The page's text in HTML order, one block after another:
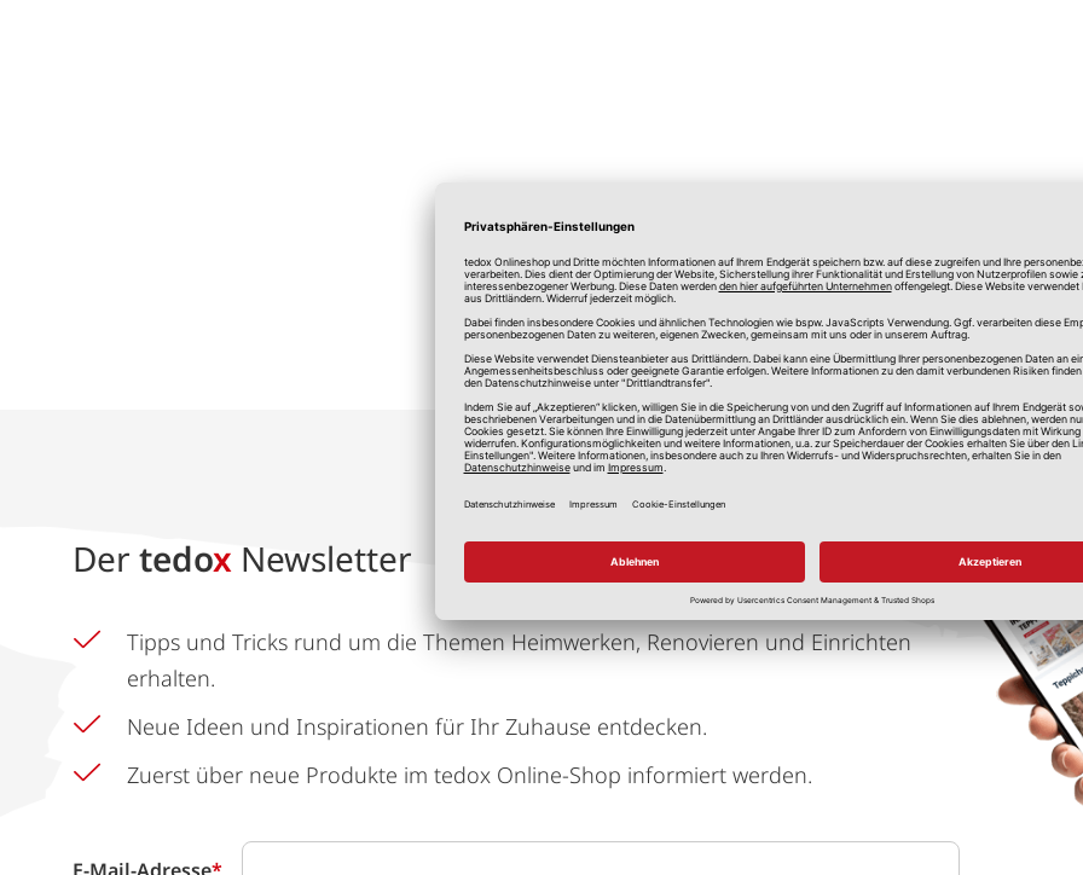
*Alle Preise in Euro, inkl. gesetzlicher Mehrwertsteuer, zzgl.
Der tedox Newsletter
Tipps und Tricks rund um die Themen Heimwerken, Renovieren und Einrichten
erhalten.
Neue Ideen und Inspirationen für Ihr Zuhause entdecken.
Zuerst über neue Produkte im tedox Online-Shop informiert werden.